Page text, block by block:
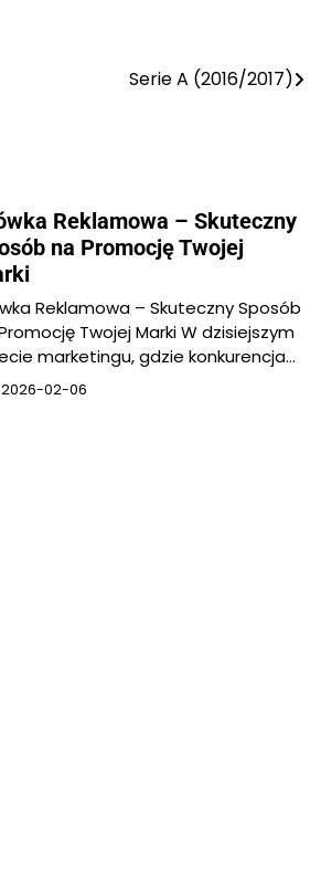
Serie A (2016/2017)
Reklamowa – Skuteczny
na Promocję Twojej
Reklamowa – Skuteczny Sposób
Twojej Marki W dzisiejszym
marketingu, gdzie konkurencja…
2026-02-06